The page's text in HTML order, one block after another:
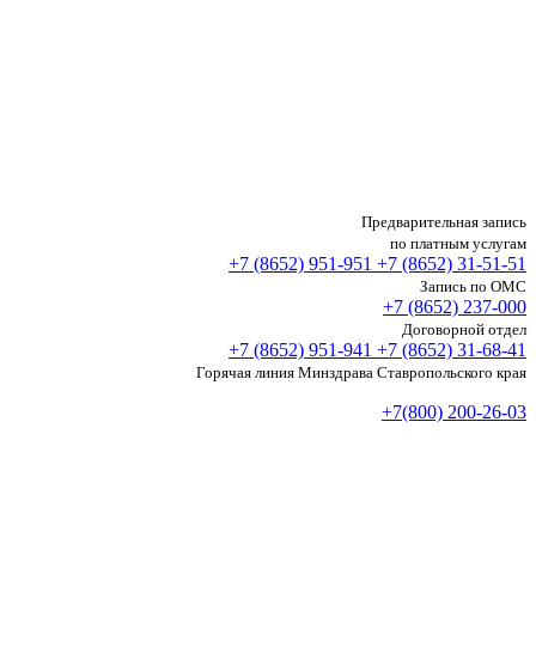
Предварительная запись
по платным услугам
+7 (8652) 951-951 +7 (8652) 31-51-51
Запись по ОМС
+7 (8652) 237-000
Договорной отдел
+7 (8652) 951-941 +7 (8652) 31-68-41
Горячая линия Минздрава Ставропольского края
+7(800) 200-26-03